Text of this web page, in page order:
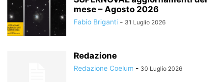
mese – Agosto 2026
Fabio Briganti - 31 Luglio 2026
Redazione
Redazione Coelum - 30 Luglio 2026